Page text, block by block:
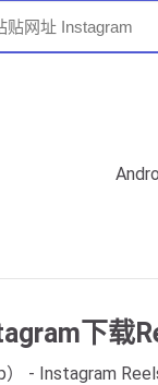
下载
- Instagram